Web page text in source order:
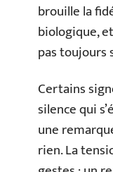
brouille la
biologique,
pas toujours
Certains
silence qui
une
rien. La